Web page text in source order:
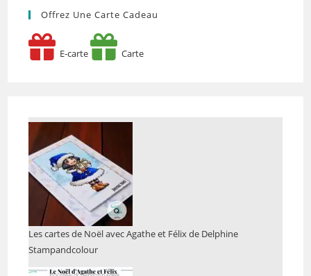
Offrez Une Carte Cadeau
E-carte Carte
Les cartes de Noël avec Agathe et Félix de Delphine
Stampandcolour